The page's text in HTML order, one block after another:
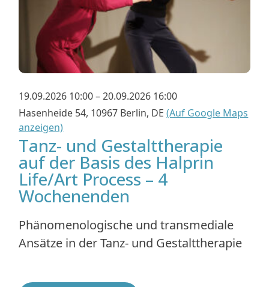
19.09.2026 10:00 – 20.09.2026 16:00
Hasenheide 54, 10967 Berlin, DE(Auf Google Maps
anzeigen)
Tanz- und Gestalttherapie
auf der Basis des Halprin
Life/Art Process – 4
Wochenenden
Phänomenologische und transmediale
Ansätze in der Tanz- und Gestalttherapie